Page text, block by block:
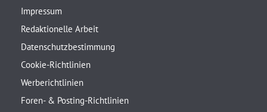
Impressum
Redaktionelle Arbeit
Datenschutzbestimmung
Cookie-Richtlinien
Werberichtlinien
Foren- & Posting-Richtlinien